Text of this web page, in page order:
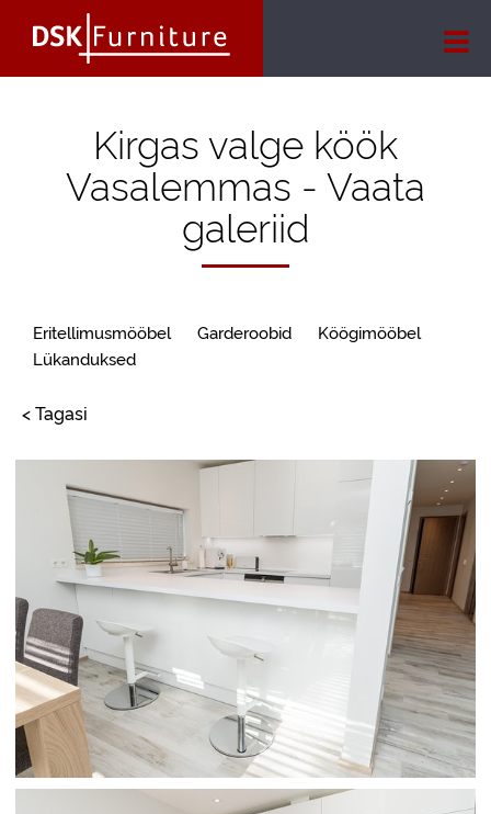
Kirgas valge köök
Vasalemmas - Vaata
galeriid
Eritellimusmööbel Garderoobid
Köögimööbel
Lükanduksed
< Tagasi